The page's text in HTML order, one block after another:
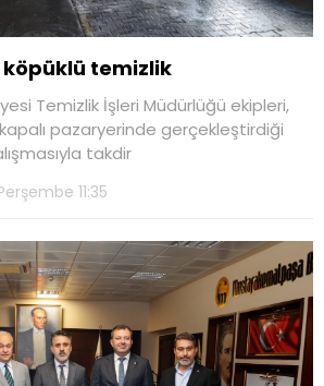
temizlik
Temizlik İşleri Müdürlüğü ekipleri,
pazaryerinde gerçekleştirdiği
takdir
11:35